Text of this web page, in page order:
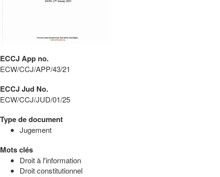
ECCJ App no.
ECW/CCJ/APP/43/21
ECCJ Jud No.
ECW/CCJ/JUD/01/25
Type de document
Jugement
Mots clés
Droit à l'information
Droit constitutionnel